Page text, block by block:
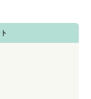
無料お仕事相談